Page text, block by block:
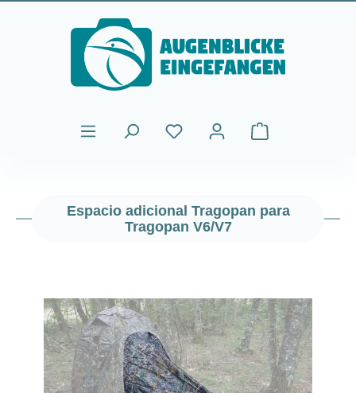
Saltar al contenido principal
El carrito de
Espacio adicional Tragopan para
Tragopan V6/V7